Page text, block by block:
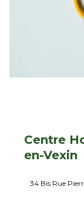
Centre
en-Vexin
34 Bis Rue